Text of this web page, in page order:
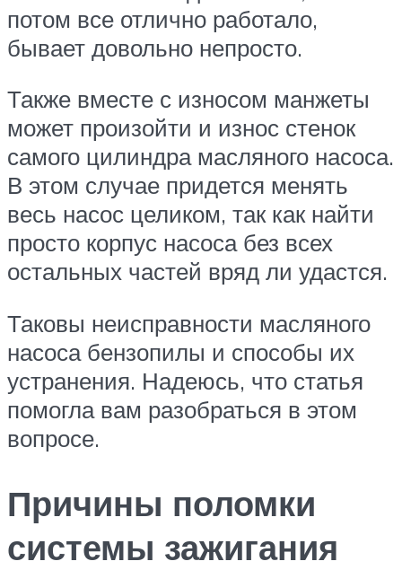
потом все отлично работало,
бывает довольно непросто.
Также вместе с износом манжеты
может произойти и износ стенок
самого цилиндра масляного насоса.
В этом случае придется менять
весь насос целиком, так как найти
просто корпус насоса без всех
остальных частей вряд ли удастся.
Таковы неисправности масляного
насоса бензопилы и способы их
устранения. Надеюсь, что статья
помогла вам разобраться в этом
вопросе.
Причины поломки
системы зажигания